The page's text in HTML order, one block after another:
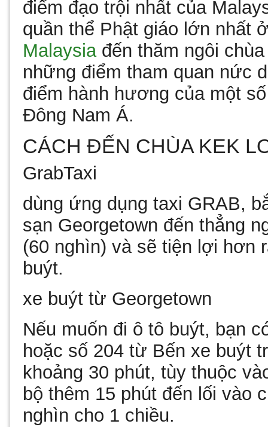
điểm đạo trội nhất của
quần thể Phật giáo lớn nhất
Malaysiađến thăm ngôi
những điểm tham quan nức
điểm hành hương của một
Đông Nam Á.
CÁCH ĐẾN CHÙA KEK
GrabTaxi
dùng ứng dụng taxi GRAB,
sạn Georgetown đến thẳng
(60 nghìn) và sẽ tiện lợi hơn
buýt.
xe buýt từ Georgetown
Nếu muốn đi ô tô buýt, bạn
hoặc số 204 từ Bến xe buýt
khoảng 30 phút, tùy thuộc
bộ thêm 15 phút đến lối vào
nghìn cho 1 chiều.